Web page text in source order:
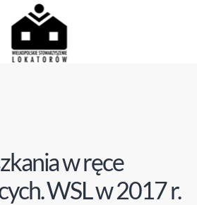
w ręce
WSL w 2017 r.